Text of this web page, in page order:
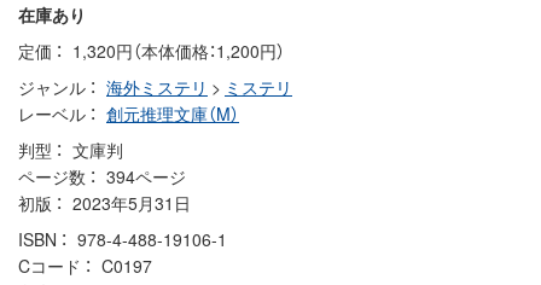
在庫あり
定価
1,320円（本体価格：1,200円）
ジャンル
海外ミステリ > ミステリ
レーベル
創元推理文庫（M）
判型
文庫判
ページ数
394ページ
初版
2023年5月31日
ISBN
978-4-488-19106-1
Cコード
C0197